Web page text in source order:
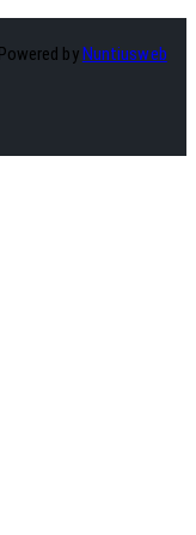
by Nuntiusweb